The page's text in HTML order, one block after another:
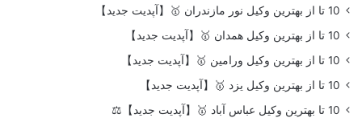
10 تا از بهترین وکیل نور مازندران 🥇【آپدیت جدید】
10 تا از بهترین وکیل همدان 🥇【آپدیت جدید】
10 تا از بهترین وکیل ورامین 🥇【آپدیت جدید】
10 تا از بهترین وکیل یزد 🥇【آپدیت جدید】
10 تا بهترین وکیل عباس آباد 🥇【آپدیت جدید】⚖️